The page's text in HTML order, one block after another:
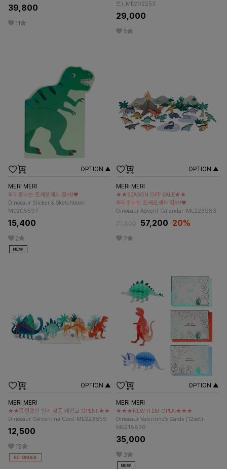
39,800
11
트)_ME202253
29,000
5
OPTION ▲
MERI MERI
파티준비는 포레포레와 함께!♥
Dinosaur Sticker & Sketchbook-
ME205597
15,400
2
OPTION ▲
MERI MERI
★★SEASON OFF SALE★★
파티준비는 포레포레와 함께!♥
Dinosaur Advent Calendar-ME223983
71,500 57,200 20%
7
OPTION ▲
MERI MERI
★★품절됐던 인기 상품 재입고 OPEN!!★★
Dinosaur Concertina Card-ME223659
12,500
15
OPTION ▲
MERI MERI
★★★NEW ITEM OPEN★★★
Dinosaur Valentine’s Cards (12set)-
ME218836
35,000
3